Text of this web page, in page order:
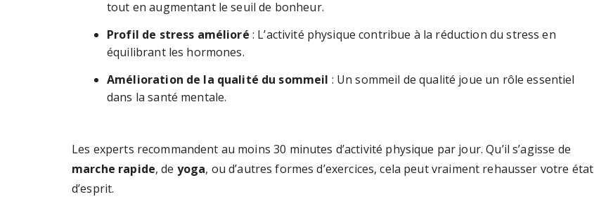
tout en augmentant le seuil de bonheur.
Profil de stress amélioré : L’activité physique contribue à la réduction du stress en
équilibrant les hormones.
Amélioration de la qualité du sommeil : Un sommeil de qualité joue un rôle essentiel
dans la santé mentale.
Les experts recommandent au moins 30 minutes d’activité physique par jour. Qu’il s’agisse de
marche rapide, de yoga, ou d’autres formes d’exercices, cela peut vraiment rehausser votre état
d’esprit.